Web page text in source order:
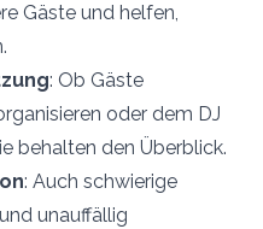
Gäste und helfen,
: Ob Gäste
oder dem DJ
behalten den Überblick.
: Auch schwierige
unauffällig